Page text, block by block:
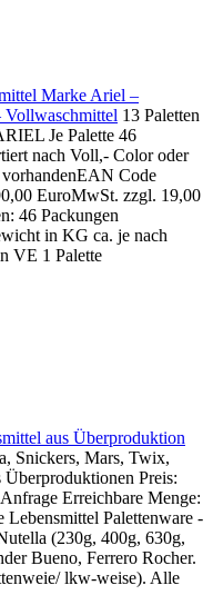
Marke Ariel –
Vollwaschmittel 13 Paletten
Je Palette 46
nach Voll,- Color oder
Code
EuroMwSt. zzgl. 19,00
46 Packungen
in KG ca. je nach
VE 1 Palette
aus Überproduktion
Snickers, Mars, Twix,
Preis:
Erreichbare Menge:
Lebensmittel Palettenware -
(230g, 400g, 630g,
Bueno, Ferrero Rocher.
lkw-weise). Alle